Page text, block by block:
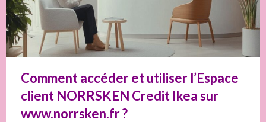
Comment accéder et utiliser l’Espace
client NORRSKEN Credit Ikea sur
www.norrsken.fr ?